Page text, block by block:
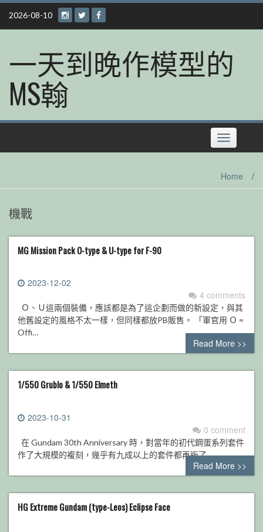
Skip
content
2026-08-10
一天到晚作模型的
MS翰
Toggle
navigation
Home /
機戰
MG Mission Pack O-type & U-type for F-90
2023-12-02
4 comments
Ｏ、Ｕ這兩個裝備，應該都是為了這企劃而做的新設定，與其
他舊設定的風格不太一樣，但同樣都放PB販售。 「軍官用 Ｏ =
Offi…
Read More >>
1/550 Grublo & 1/550 Elmeth
2023-10-31
0 comment
在 Gundam 30th Anniversary 時，對當年的初代鋼蛋系列套件
作了大規模的複刻，幾乎有九成以上的套件都再版了…
Read More >>
HG Extreme Gundam (type-Leos) Eclipse Face